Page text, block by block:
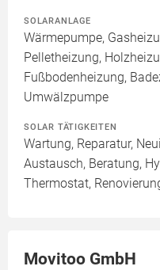
SOLARANLAGE
Wärmepumpe,
Pelletheizung,
Fußbodenheizung,
Umwälzpumpe
SOLAR TÄTIGKEITEN
Wartung, Reparatur,
Austausch, Beratung,
Thermostat,
Movitoo GmbH